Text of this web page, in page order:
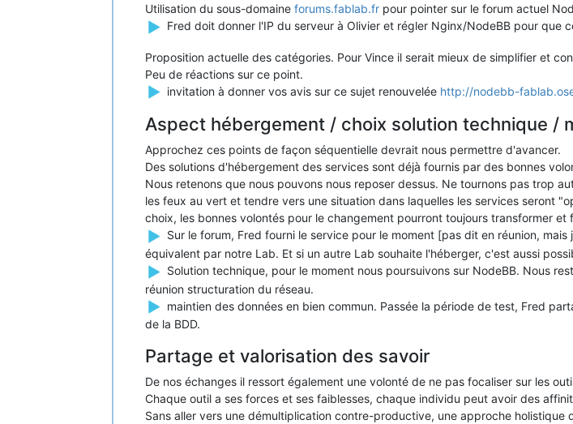
Utilisation du sous-domaine forums.fablab.fr pour pointer sur le forum actuel
Fred doit donner l'IP du serveur à Olivier et régler Nginx/NodeBB pour que
Proposition actuelle des catégories. Pour Vince il serait mieux de simplifier et
Peu de réactions sur ce point.
invitation à donner vos avis sur ce sujet renouvelée http://nodebb-
Aspect hébergement / choix solution technique /
Approchez ces points de façon séquentielle devrait nous permettre d'avancer.
Des solutions d'hébergement des services sont déjà fournis par des bonnes
Nous retenons que nous pouvons nous reposer dessus. Ne tournons pas trop
les feux au vert et tendre vers une situation dans laquelles les services seront
choix, les bonnes volontés pour le changement pourront toujours transformer et
Sur le forum, Fred fourni le service pour le moment [pas dit en réunion,
équivalent par notre Lab. Et si un autre Lab souhaite l'héberger, c'est aussi
Solution technique, pour le moment nous poursuivons sur NodeBB. Nous
réunion structuration du réseau.
maintien des données en bien commun. Passée la période de test, Fred
de la BDD.
Partage et valorisation des savoir
De nos échanges il ressort également une volonté de ne pas focaliser sur les
Chaque outil a ses forces et ses faiblesses, chaque individu peut avoir des
Sans aller vers une démultiplication contre-productive, une approche